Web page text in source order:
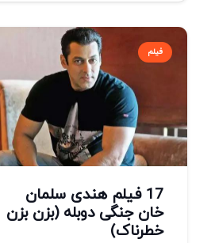
فیلم
17 فیلم هندی سلمان
خان جنگی دوبله (بزن بزن
خطرناک)